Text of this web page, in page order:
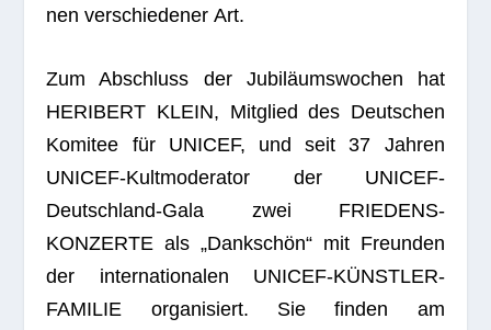
nen ver­schie­de­ner Art.
Zum Abschluss der Jubi­lä­ums­wo­chen hat
HERIBERT KLEIN, Mit­glied des Deut­schen
Komi­tee für UNICEF, und seit 37 Jah­ren
UNICEF-Kult­mo­de­ra­tor der UNICEF-
Deutsch­land-Gala zwei FRIEDENS-
KONZERTE als „Dank­schön“ mit Freun­den
der inter­na­tio­na­len UNICEF-KÜNSTLER-
FAMILIE orga­ni­siert. Sie fin­den am